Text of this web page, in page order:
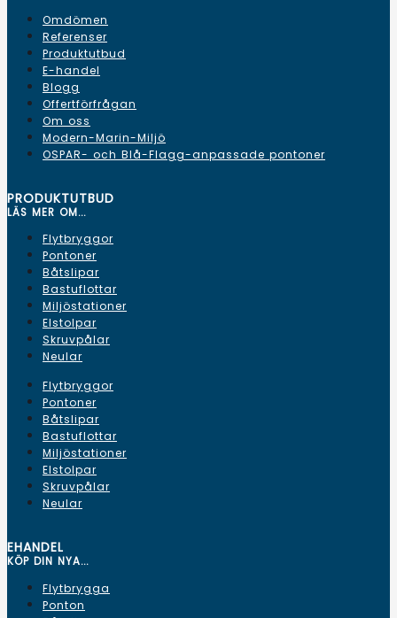
Omdömen
Referenser
Produktutbud
E-handel
Blogg
Offertförfrågan
Om oss
Modern-Marin-Miljö
OSPAR- och Blå-Flagg-anpassade pontoner
PRODUKTUTBUD
LÄS MER OM...
Flytbryggor
Pontoner
Båtslipar
Bastuflottar
Miljöstationer
Elstolpar
Skruvpålar
Neular
Flytbryggor
Pontoner
Båtslipar
Bastuflottar
Miljöstationer
Elstolpar
Skruvpålar
Neular
EHANDEL
KÖP DIN NYA...
Flytbrygga
Ponton